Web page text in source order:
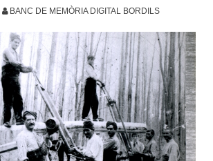
BANC DE MEMÒRIA DIGITAL BORDILS